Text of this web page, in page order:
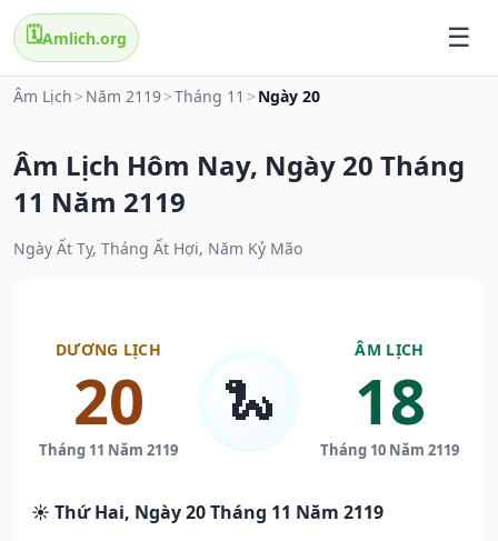
🗓️Amlich.org
Âm Lịch > Năm 2119>Tháng 11 > Ngày 20
Âm Lịch Hôm Nay, Ngày 20 Tháng
11 Năm 2119
Ngày Ất Tỵ, Tháng Ất Hợi, Năm Kỷ Mão
DƯƠNG LỊCH
20
Tháng 11 Năm 2119
🐍
ÂM LỊCH
18
Tháng 10 Năm 2119
☀️ Thứ Hai, Ngày 20 Tháng 11 Năm 2119